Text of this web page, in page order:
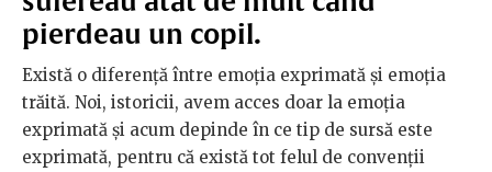
pierdeau un copil.
Există o diferență între emoția exprimată și emoția
trăită. Noi, istoricii, avem acces doar la emoția
exprimată și acum depinde în ce tip de sursă este
exprimată, pentru că există tot felul de convenții